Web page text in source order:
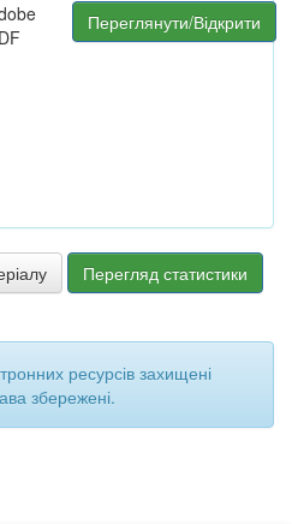
Переглянути/Відкрити
Перегляд статистики
ресурсів захищені
збережені.